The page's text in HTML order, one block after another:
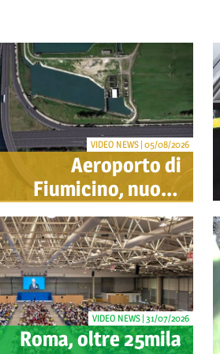
Aeroporto di
Fiumicino, nuovo
svincolo per Cargo
City e Lunga Sosta:
investimento ADR da
oltre 40 milioni
VIDEO NEWS | 05/08/2026
Roma, oltre 25mila
VIDEO NEWS | 31/07/2026